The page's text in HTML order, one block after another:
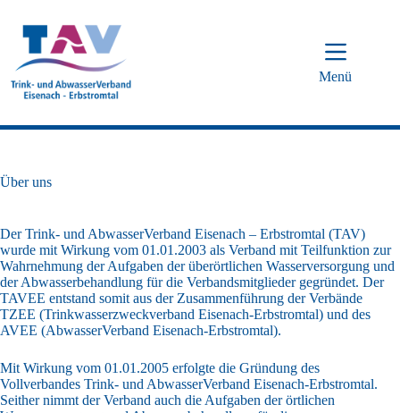
Inhalt
springen
Menü
Über uns
Der Trink- und AbwasserVerband Eisenach – Erbstromtal (TAV)
wurde mit Wirkung vom 01.01.2003 als Verband mit Teilfunktion zur
Wahrnehmung der Aufgaben der überörtlichen Wasserversorgung und
der Abwasserbehandlung für die Verbandsmitglieder gegründet. Der
TAVEE entstand somit aus der Zusammenführung der Verbände
TZEE (Trinkwasserzweckverband Eisenach-Erbstromtal) und des
AVEE (AbwasserVerband Eisenach-Erbstromtal).
Mit Wirkung vom 01.01.2005 erfolgte die Gründung des
Vollverbandes Trink- und AbwasserVerband Eisenach-Erbstromtal.
Seither nimmt der Verband auch die Aufgaben der örtlichen